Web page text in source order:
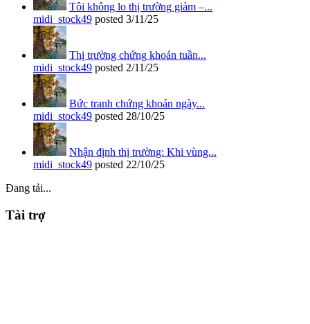
Tôi không lo thị trường giảm –...
midi_stock49 posted 3/11/25
Thị trường chứng khoán tuần...
midi_stock49 posted 2/11/25
Bức tranh chứng khoán ngày...
midi_stock49 posted 28/10/25
Nhận định thị trường: Khi vùng...
midi_stock49 posted 22/10/25
Đang tải...
Tài trợ